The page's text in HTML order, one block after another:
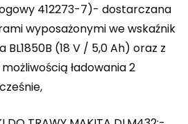
412273-7)- dostarczana
wyposażonymi we wskaźnik
BL1850B (18 V / 5,0 Ah) oraz z
ładowania 2